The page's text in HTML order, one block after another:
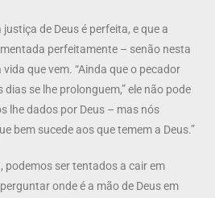
de Deus é perfeita, e que a
perfeitamente – senão nesta
que vem. “Ainda que o pecador
dias se lhe prolonguem,” ele não pode
lhe dados por Deus – mas nós
bem sucede aos que temem a Deus.”
podemos ser tentados a cair em
onde é a mão de Deus em